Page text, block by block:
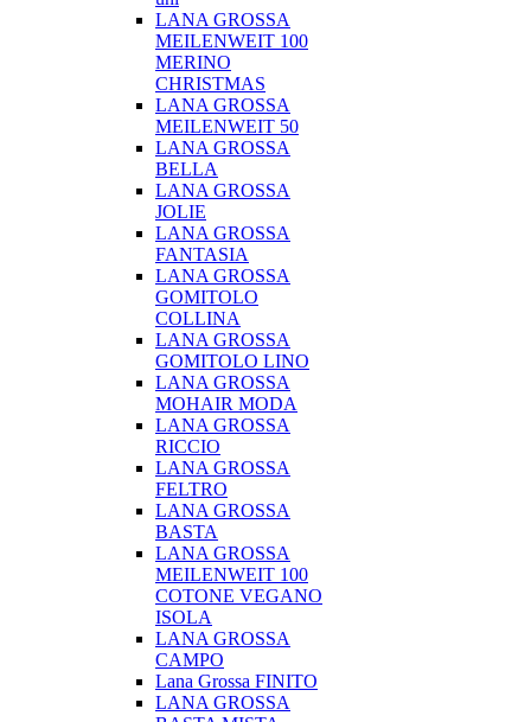
LANA GROSSA
MEILENWEIT 100
MERINO
CHRISTMAS
LANA GROSSA
MEILENWEIT 50
LANA GROSSA
BELLA
LANA GROSSA
JOLIE
LANA GROSSA
FANTASIA
LANA GROSSA
GOMITOLO
COLLINA
LANA GROSSA
GOMITOLO LINO
LANA GROSSA
MOHAIR MODA
LANA GROSSA
RICCIO
LANA GROSSA
FELTRO
LANA GROSSA
BASTA
LANA GROSSA
MEILENWEIT 100
COTONE VEGANO
ISOLA
LANA GROSSA
CAMPO
Lana Grossa FINITO
LANA GROSSA